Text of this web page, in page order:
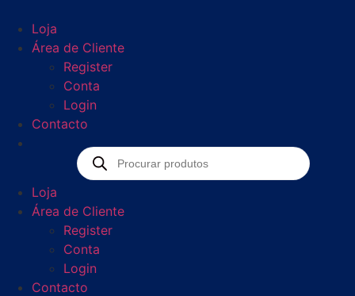
Loja
Área de Cliente
Register
Conta
Login
Contacto
Loja
Área de Cliente
Register
Conta
Login
Contacto